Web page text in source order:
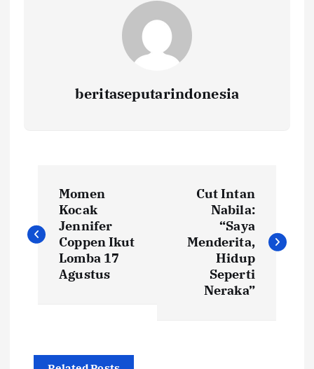
beritaseputarindonesia
a
v
a
Momen
Kocak
Jennifer
Coppen Ikut
Lomba 17
Agustus
Cut Intan
Nabila:
“Saya
Menderita,
Hidup
Seperti
Neraka”